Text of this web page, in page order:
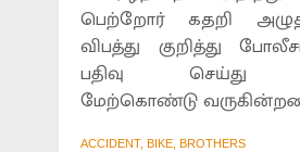
பெற்றோர் கதறி
விபத்து குறித்து
பதிவு செய்து
மேற்கொண்டு
ACCIDENT, BIKE, BROTHERS